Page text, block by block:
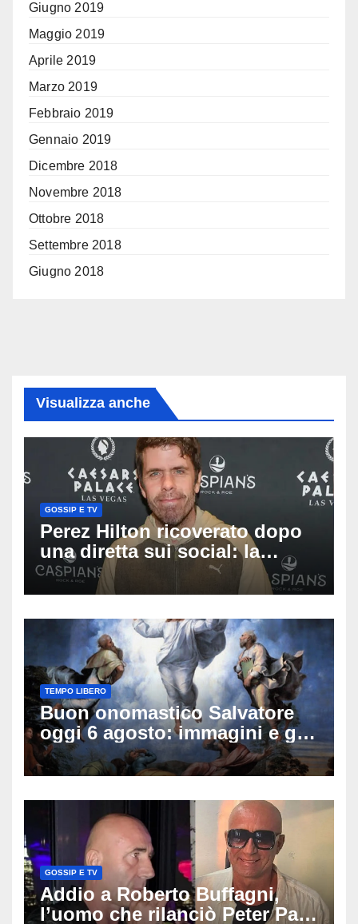
Giugno 2019
Maggio 2019
Aprile 2019
Marzo 2019
Febbraio 2019
Gennaio 2019
Dicembre 2018
Novembre 2018
Ottobre 2018
Settembre 2018
Giugno 2018
Visualizza anche
GOSSIP E TV
Perez Hilton ricoverato dopo
una diretta sui social: la
famiglia rompe il silenzio
sulle sue condizioni
TEMPO LIBERO
Buon onomastico Salvatore
oggi 6 agosto: immagini e gif
di auguri da condividere
GOSSIP E TV
Addio a Roberto Buffagni,
l’uomo che rilanciò Peter Pan